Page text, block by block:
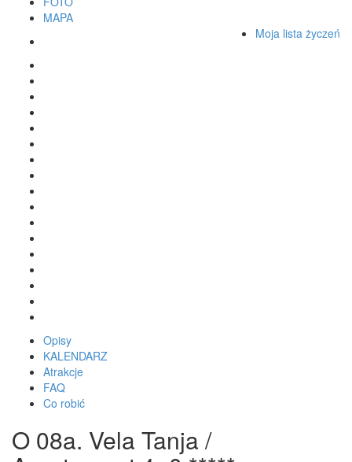
MAPA
Moja lista życzeń
Opisy
KALENDARZ
Atrakcje
FAQ
Co robić
O 08a. Vela Tanja /